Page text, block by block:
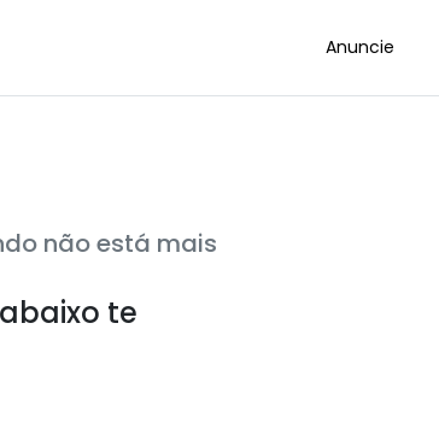
Anuncie
não está mais
te